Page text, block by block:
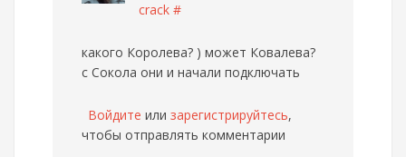
crack #
какого Королева? ) может Ковалева?
с Сокола они и начали подключать
Войдите или зарегистрируйтесь,
чтобы отправлять комментарии